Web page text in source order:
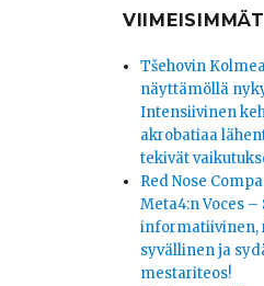
Tšehovin
näyttämöllä
Intensiivinen
akrobatiaa
tekivät
Red Nose
Meta4:n Voces
informatiivinen,
syvällinen ja
mestariteos!